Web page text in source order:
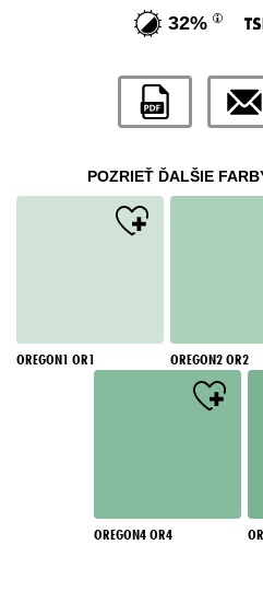
32%
POZRIEŤ ĎALŠIE
OREGON1 OR1 OREGON2 OR2
OREGON4 OR4